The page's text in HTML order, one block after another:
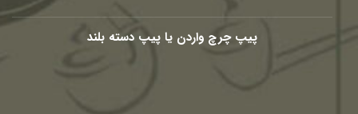
پیپ چرچ واردن یا پیپ دسته بلند